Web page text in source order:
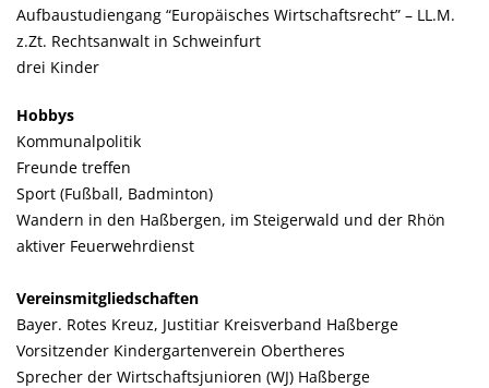
Aufbaustudiengang “Europäisches Wirtschaftsrecht” – LL.M.
z.Zt. Rechtsanwalt in Schweinfurt
drei Kinder
Hobbys
Kommunalpolitik
Freunde treffen
Sport (Fußball, Badminton)
Wandern in den Haßbergen, im Steigerwald und der Rhön
aktiver Feuerwehrdienst
Vereinsmitgliedschaften
Bayer. Rotes Kreuz, Justitiar Kreisverband Haßberge
Vorsitzender Kindergartenverein Obertheres
Sprecher der Wirtschaftsjunioren (WJ) Haßberge